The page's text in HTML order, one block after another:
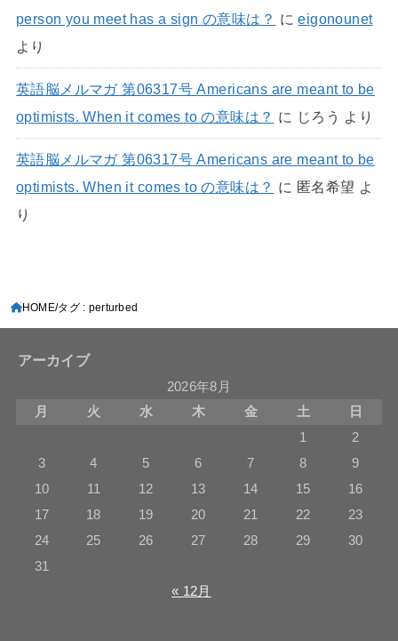
person you meet has a sign の意味は？ にeigonounet
より
英語脳メルマガ 第06317号 Americans are meant to be
optimists. When it comes to の意味は？ に じろう より
英語脳メルマガ 第06317号 Americans are meant to be
optimists. When it comes to の意味は？ に 匿名希望 よ
り
HOME タグ : perturbed
アーカイブ
2026年8月
月
火 水 木 金 土
日
1
2
3
4 5 6 7 8
9
10
11 12 13 14 15
16
17
18 19 20 21 22
23
24
25 26 27 28 29
30
31
« 12月